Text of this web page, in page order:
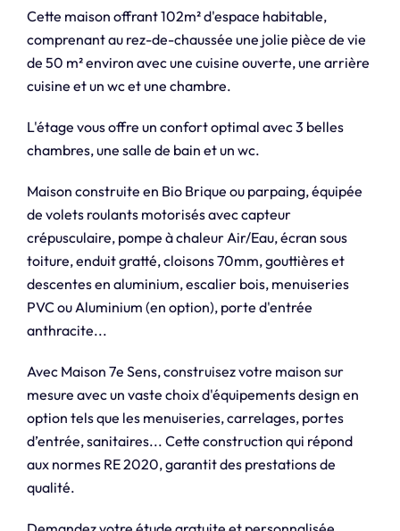
Cette maison offrant 102m² d'espace habitable,
comprenant au rez-de-chaussée une jolie pièce de vie
de 50 m² environ avec une cuisine ouverte, une arrière
cuisine et un wc et une chambre.
L'étage vous offre un confort optimal avec 3 belles
chambres, une salle de bain et un wc.
Maison construite en Bio Brique ou parpaing, équipée
de volets roulants motorisés avec capteur
crépusculaire, pompe à chaleur Air/Eau, écran sous
toiture, enduit gratté, cloisons 70mm, gouttières et
descentes en aluminium, escalier bois, menuiseries
PVC ou Aluminium (en option), porte d'entrée
anthracite...
Avec Maison 7e Sens, construisez votre maison sur
mesure avec un vaste choix d'équipements design en
option tels que les menuiseries, carrelages, portes
d’entrée, sanitaires... Cette construction qui répond
aux normes RE 2020, garantit des prestations de
qualité.